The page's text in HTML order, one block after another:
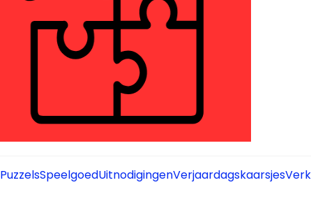
PuzzelsSpeelgoedUitnodigingenVerjaardagskaarsjes